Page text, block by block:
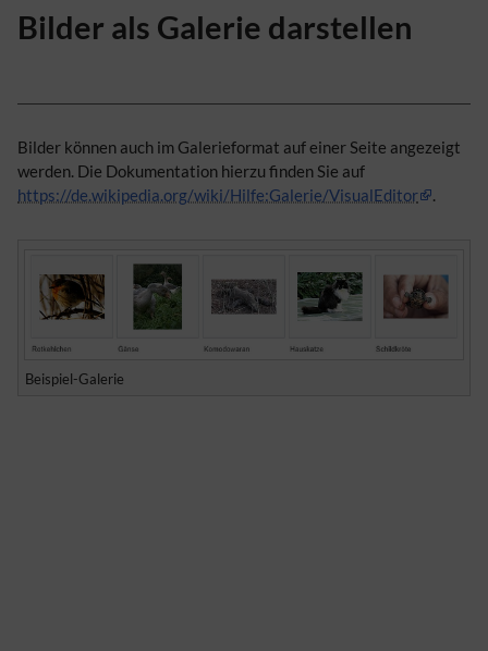
Bilder als Galerie darstellen
Bilder können auch im Galerieformat auf einer Seite angezeigt
werden. Die Dokumentation hierzu finden Sie auf
https://de.wikipedia.org/wiki/Hilfe:Galerie/VisualEditor
.
Beispiel-Galerie